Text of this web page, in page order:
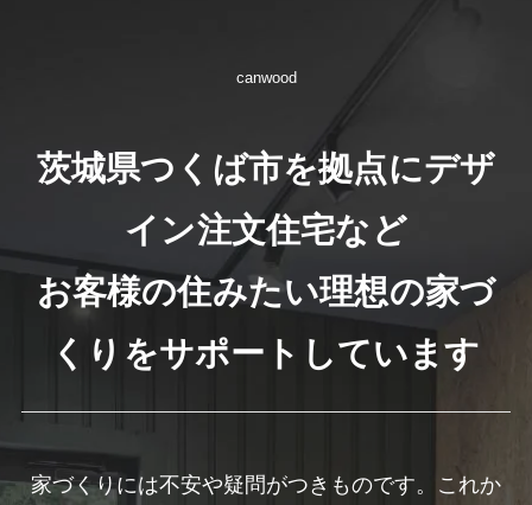
canwood
茨城県つくば市を拠点にデザ
イン注文住宅など
お客様の住みたい理想の家づ
くりをサポートしています
家づくりには不安や疑問がつきものです。これか